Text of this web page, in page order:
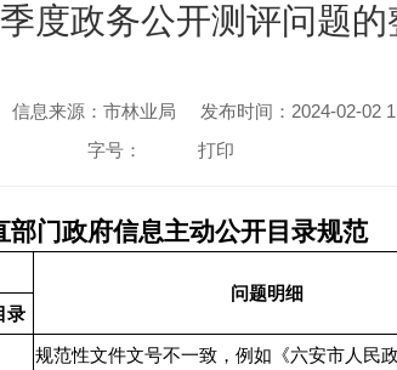
度政务公开测评问题
信息来源：市林业局
发布时间：2024-02-02
字号：
打印
部门政府信息主动公开目录规范
问题明细
录
规范性文件文号不一致，例如《六安市人民